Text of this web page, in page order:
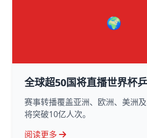
🌍
全球超50国将直播世界杯
赛事转播覆盖亚洲、欧洲、美洲
将突破10亿人次。
阅读更多